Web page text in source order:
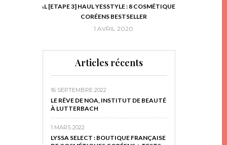
[ETAPE 3] HAUL YESSTYLE : 8 COSMÉTIQUES
CORÉENS BESTSELLER
1 AVRIL 2020
Articles récents
16 SEPTEMBRE 2022
LE RÊVE DE NOA, INSTITUT DE BEAUTÉ
À LUTTERBACH
1 MARS 2022
LYSSA SELECT : BOUTIQUE FRANÇAISE